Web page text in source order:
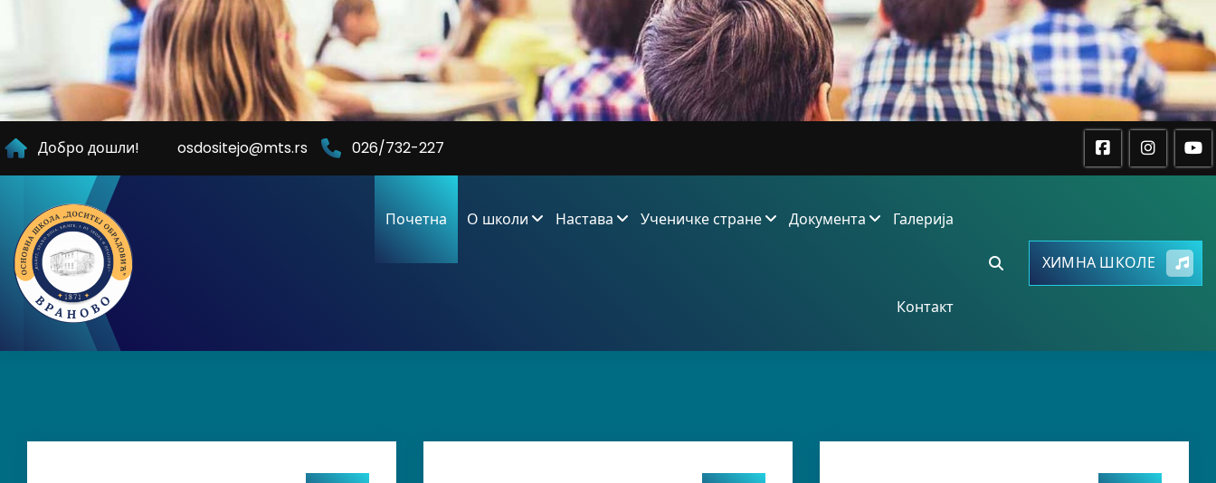
Добро дошли! osdositejo@mts.rs 026/732-227
Почетна О школи Настава Ученичке стране Документа Галерија
Контакт
ХИМНА ШКОЛЕ